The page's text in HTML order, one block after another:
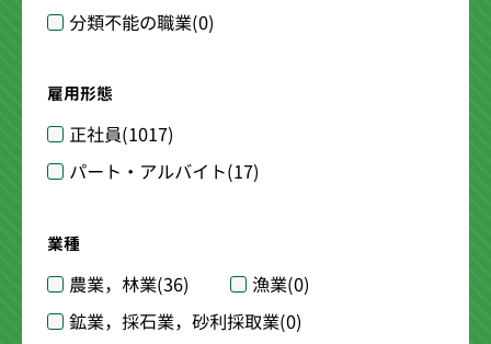
分類不能の職業(0)
雇用形態
正社員(1017)
パート・アルバイト(17)
業種
農業，林業(36) 漁業(0)
鉱業，採石業，砂利採取業(0)